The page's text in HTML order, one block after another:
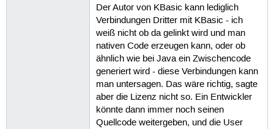
Der Autor von KBasic kann lediglich
Verbindungen Dritter mit KBasic - ich
weiß nicht ob da gelinkt wird und man
nativen Code erzeugen kann, oder ob
ähnlich wie bei Java ein Zwischencode
generiert wird - diese Verbindungen kann
man untersagen. Das wäre richtig, sagte
aber die Lizenz nicht so. Ein Entwickler
könnte dann immer noch seinen
Quellcode weitergeben, und die User